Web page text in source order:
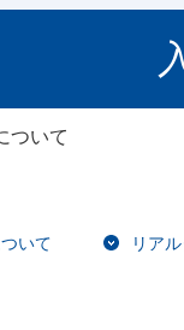
ついて
いて リア